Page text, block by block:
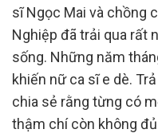
sĩ Ngọc Mai và chồng
Nghiệp đã trải qua rất
sống. Những năm
khiến nữ ca sĩ e dè.
chia sẻ rằng từng có
thậm chí còn không